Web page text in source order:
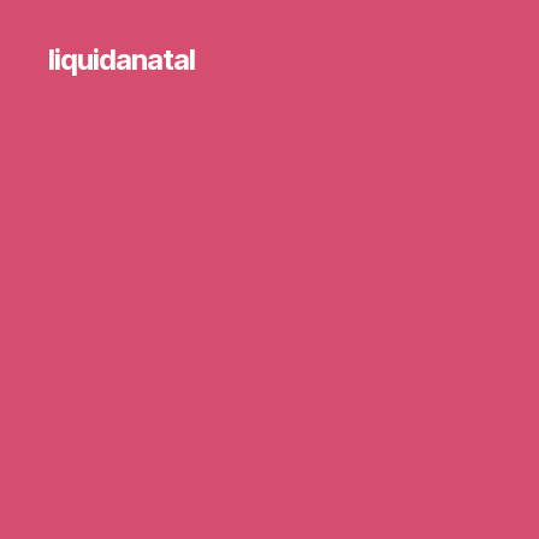
liquidanatal